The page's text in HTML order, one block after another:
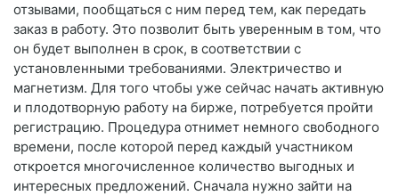
отзывами, пообщаться с ним перед тем, как передать
заказ в работу. Это позволит быть уверенным в том, что
он будет выполнен в срок, в соответствии с
установленными требованиями. Электричество и
магнетизм. Для того чтобы уже сейчас начать активную
и плодотворную работу на бирже, потребуется пройти
регистрацию. Процедура отнимет немного свободного
времени, после которой перед каждый участником
откроется многочисленное количество выгодных и
интересных предложений. Сначала нужно зайти на